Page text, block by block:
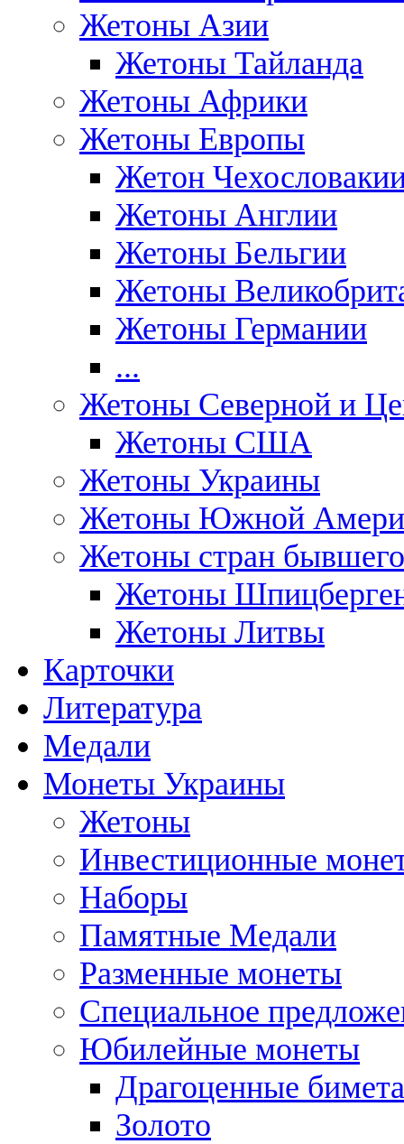
Жетоны Азии
Жетоны Тайланда
Жетоны Африки
Жетоны Европы
Жетон
Жетоны Англии
Жетоны Бельгии
Жетоны
Жетоны Германии
...
Жетоны Северной и
Жетоны США
Жетоны Украины
Жетоны Южной
Жетоны стран
Жетоны
Жетоны Литвы
Карточки
Литература
Медали
Монеты Украины
Жетоны
Инвестиционные
Наборы
Памятные Медали
Разменные монеты
Специальное
Юбилейные монеты
Драгоценные
Золото